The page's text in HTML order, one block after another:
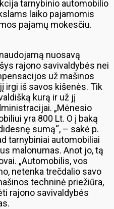
tarnybinio automobilio
laiko pajamomis
pajamų mokesčiu.
nuosavą
rajono savivaldybės nei
už mašinos
irgi iš savos kišenės. Tik
kurą ir už jį
„Mėnesio
yra 800 Lt. O į baką
sumą“, – sakė p.
tarnybiniai automobiliai
malonumas. Anot jo, tą
„Automobilis, vos
netenka trečdalio savo
techninė priežiūra,
rajono savivaldybės